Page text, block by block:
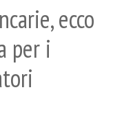
ecco
per i